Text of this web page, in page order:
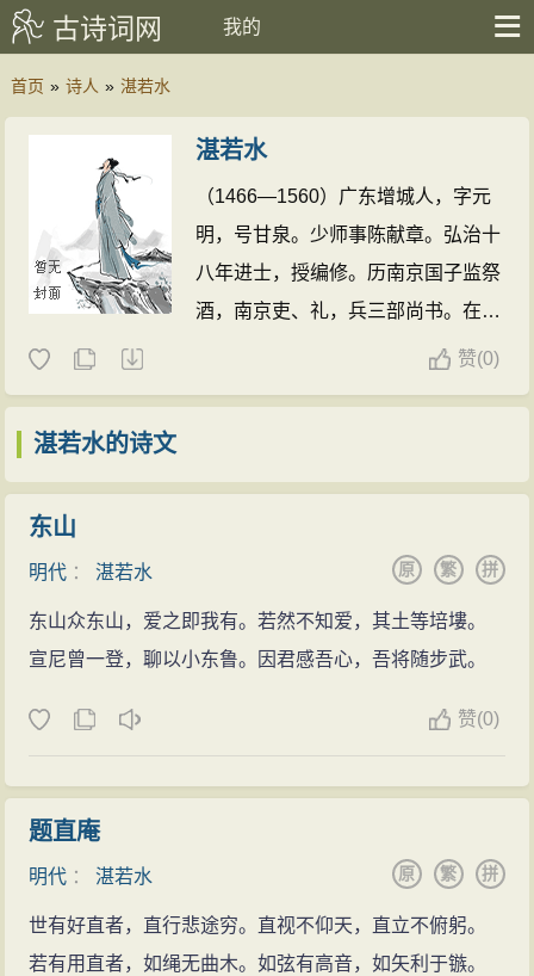
古诗词网 我的
首页 » 诗人 » 湛若水
湛若水
（1466—1560）广东增城人，字元
明，号甘泉。少师事陈献章。弘治十
八年进士，授编修。历南京国子监祭
酒，南京吏、礼，兵三部尚书。在翰
林院时与王守仁同时讲学，主张“随
赞(0)
湛若水的诗文
东山
明代 ：湛若水 拼
繁
原
东山众东山，爱之即我有。若然不知爱，其土等培塿。
宣尼曾一登，聊以小东鲁。因君感吾心，吾将随步武。
赞(0)
题直庵
明代 ：湛若水 拼
繁
原
世有好直者，直行悲途穷。直视不仰天，直立不俯躬。
若有用直者，如绳无曲木。如弦有高音，如矢利于镞。